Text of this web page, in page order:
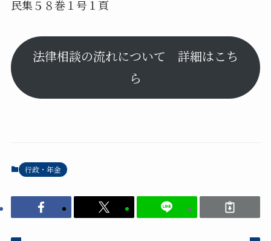
民集５８巻１号１頁
法律相談の流れについて 詳細はこち
ら
行政・年金